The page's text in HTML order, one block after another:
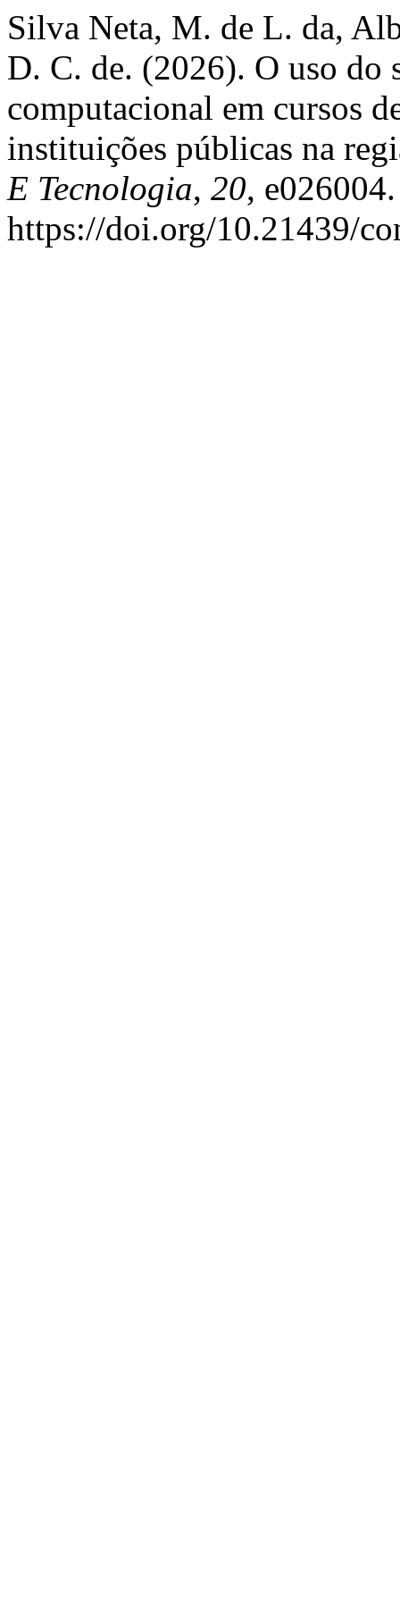
Silva Neta, M. de L. da,
D. C. de. (2026). O uso do
computacional em cursos
instituições públicas na
E Tecnologia, 20, e026004.
https://doi.org/10.21439/